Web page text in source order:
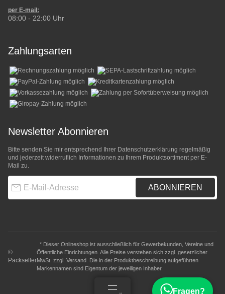
per E-mail:
08:00 - 22:00 Uhr
Zahlungsarten
Newsletter Abonnieren
Bitte senden Sie mir entsprechend Ihrer Datenschutzerklärung regelmäßig
und jederzeit widerruflich Informationen zu Ihrem Produktsortiment per E-
Mail zu.
ABONNIEREN
©
Packseller
* Dieser Onlineshop ist ausschließlich für Gewerbekunden, Vereine und
Öffentliche Einrichtungen. Alle Preise verstehen sich zzgl. gesetzlicher
MwSt. zzgl. Versand . Die in der Produktbeschreibung aufgeführten
Markennamen sind Eigentum der jeweiligen Inhaber.
Fragen?